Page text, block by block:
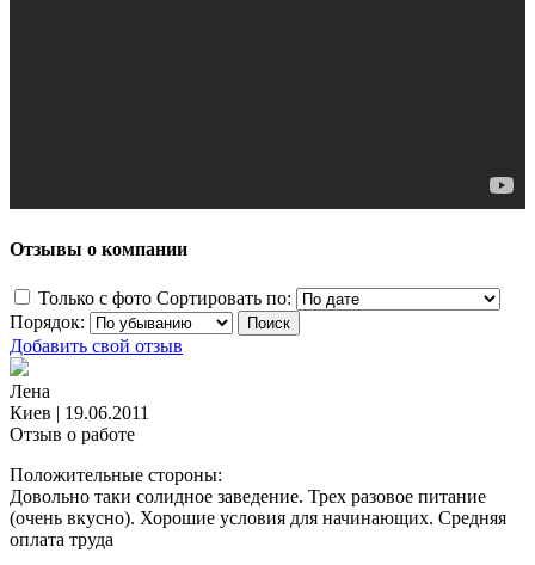
Отзывы о компании
Только с фото Сортировать по:
Порядок:
Добавить свой отзыв
Лена
Киев | 19.06.2011
Отзыв о работе
Положительные стороны:
Довольно таки солидное заведение. Трех разовое питание
(очень вкусно). Хорошие условия для начинающих. Средняя
оплата труда